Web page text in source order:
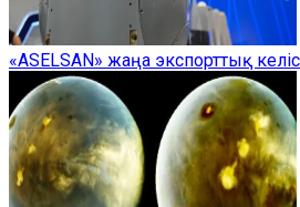
«ASELSAN» жаңа экспорттық